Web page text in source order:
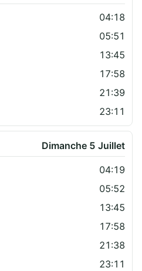
04:18
05:51
13:45
17:58
21:39
23:11
Dimanche 5 Juillet
04:19
05:52
13:45
17:58
21:38
23:11